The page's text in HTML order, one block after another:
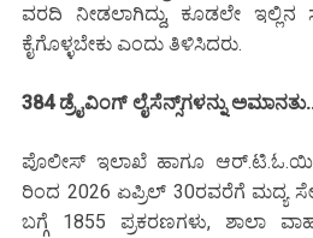
ವರದಿ ನೀಡಲಾಗಿದ್ದು, ಕೂಡಲೇ ಇಲ್ಲಿನ
ಕೈಗೊಳ್ಳಬೇಕು ಎಂದು ತಿಳಿಸಿದರು.
384 ಡ್ರೈವಿಂಗ್ ಲೈಸೆನ್ಸ್‌ಗಳನ್ನು
ಪೊಲೀಸ್ ಇಲಾಖೆ ಹಾಗೂ
ರಿಂದ 2026 ಏಪ್ರಿಲ್ 30ರವರೆಗೆ ಮದ್ಯ
ಬಗ್ಗೆ 1855 ಪ್ರಕರಣಗಳು, ಶಾಲಾ